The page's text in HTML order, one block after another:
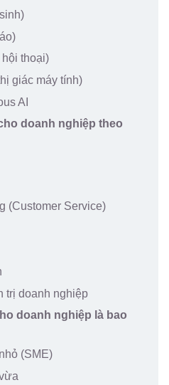
thoại)
giác máy tính)
AI
doanh nghiệp theo
(Customer Service)
trị doanh nghiệp
doanh nghiệp là bao
(SME)